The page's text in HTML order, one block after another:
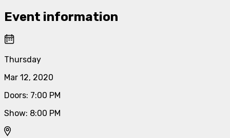
Event information
Thursday
Mar 12, 2020
Doors: 7:00 PM
Show: 8:00 PM